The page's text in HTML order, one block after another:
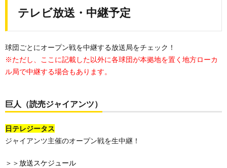
テレビ放送・中継予定
球団ごとにオープン戦を中継する放送局をチェック！
※ただし、ここに記載した以外に各球団が本拠地を置く地方ローカ
ル局で中継する場合もあります。
巨人（読売ジャイアンツ）
日テレジータス
ジャイアンツ主催のオープン戦を生中継！
＞＞放送スケジュール